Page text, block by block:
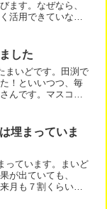
ます。なぜなら、
活用できていない
した
まいどです。田渕で
！といいつつ、毎
んです。マスコミ
埋まっていま
っています。まいど
が出ていても、
月も７割くらいは